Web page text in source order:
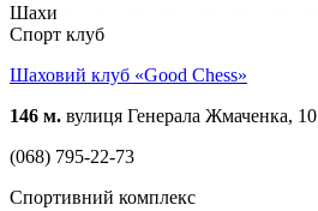
Шахи
Спорт клуб
Шаховий клуб «Good Chess»
146 м. вулиця Генерала Жмаченка, 10
(068) 795-22-73
Спортивний комплекс